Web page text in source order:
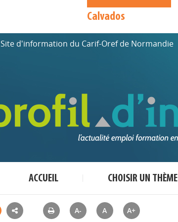
Calvados
Site d'information du Carif-Oref de Normandie
ACCUEIL CHOISIR UN THÈME
A- A A+